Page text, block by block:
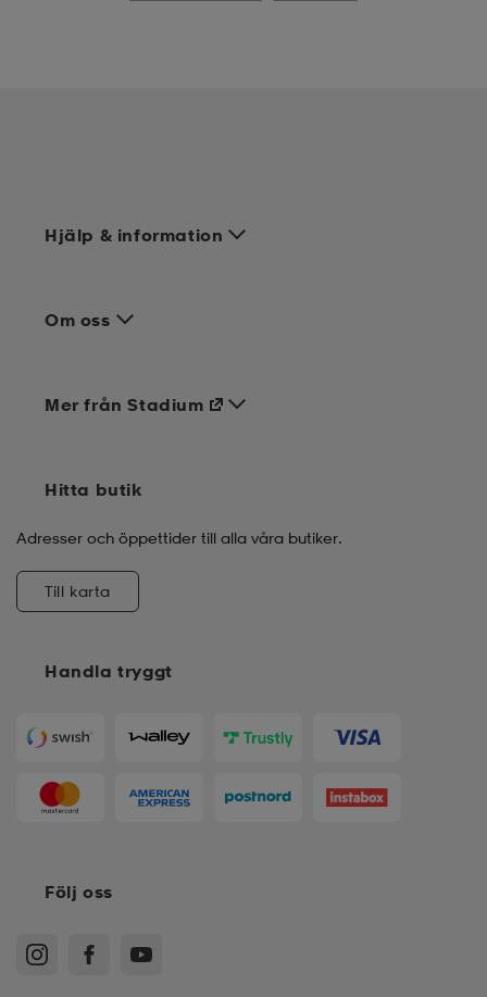
Hjälp & information
Om oss
Handla tryggt
Mer från Stadium
Hitta butik
Adresser och öppettider till alla våra butiker.
Till karta
Följ oss